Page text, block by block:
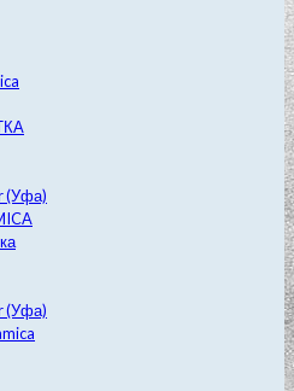
(Уфа)
(Уфа)